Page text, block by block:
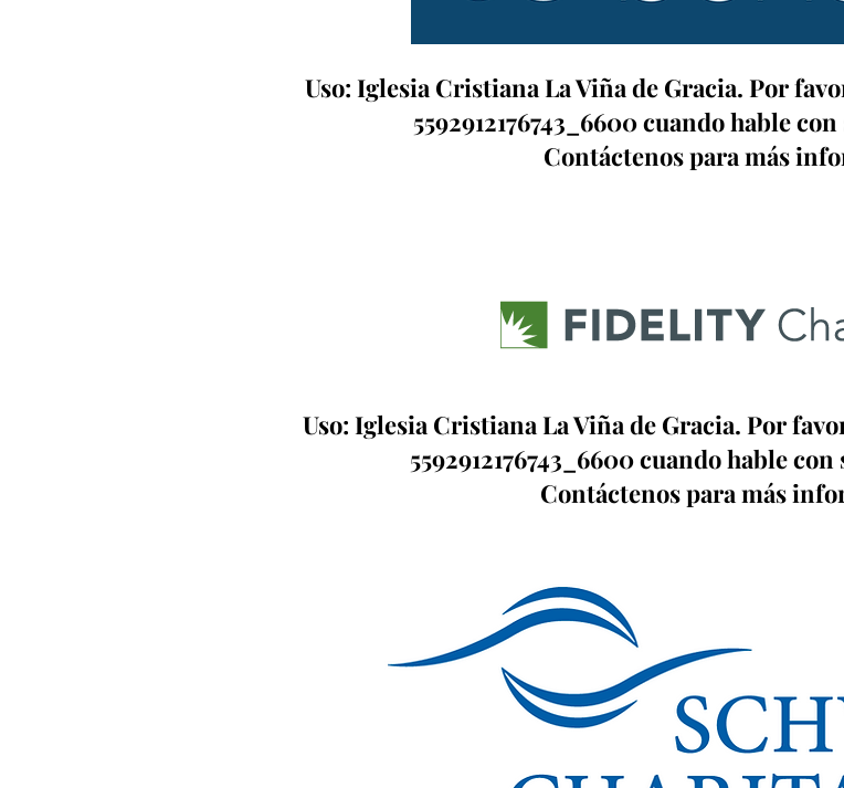
Uso: Iglesia Cristiana La Viña de Gracia. Por
5592912176743_6600 cuando hable
Contáctenos para más
Uso: Iglesia Cristiana La Viña de Gracia. Por
5592912176743_6600 cuando hable
Contáctenos para más